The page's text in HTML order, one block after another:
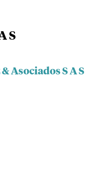
S
Asociados S A S